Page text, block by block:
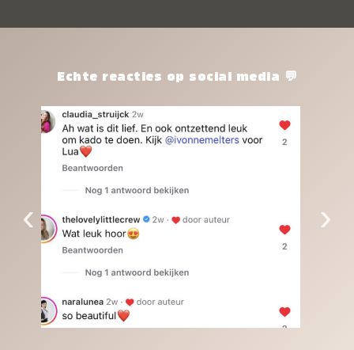
het waard.Echte reacties op social media 💬
‹ ›